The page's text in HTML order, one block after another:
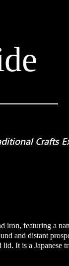
Crafts
iron, featuring a
and distant
lid. It is a